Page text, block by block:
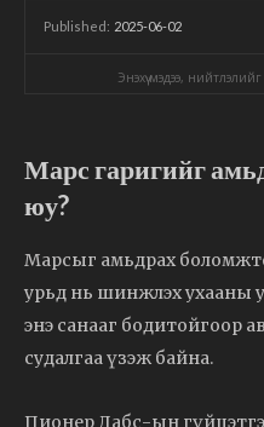
Published: 2025-06-02
Энэхүү мэдээ,
Марс гаригийг
юу?
Марсыг амьдрах
урьд нь шинжлэх ухааны
энэ санааг бодитойгоор
судалгаа үзэж байна.
Пионер Лабс-ын